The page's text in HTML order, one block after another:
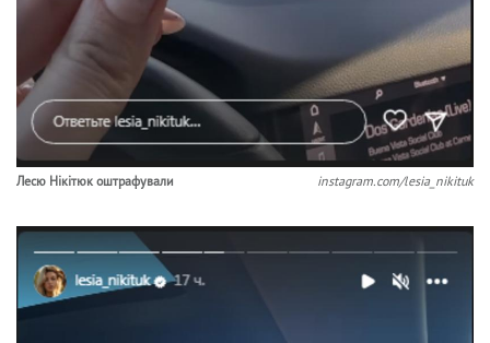
Лесю Нікітюк оштрафували instagram.com/lesia_nikituk